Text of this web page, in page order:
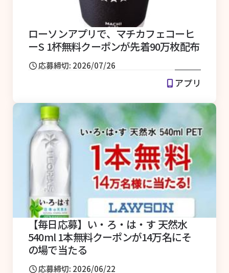
応募締切: 2026/07/26
ローソンアプリで、マチカフェコーヒ
ーS 1杯無料クーポンが先着90万枚配布
アプリ
応募締切: 2026/06/22
【毎日応募】い・ろ・は・す 天然水
540ml 1本無料クーポンが14万名にそ
の場で当たる